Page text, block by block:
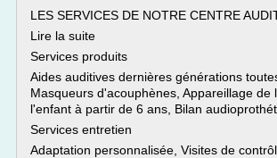
LES SERVICES DE NOTRE CENTRE
Lire la suite
Services produits
Aides auditives dernières générations
Masqueurs d'acouphènes, Appareillage de
l'enfant à partir de 6 ans, Bilan
Services entretien
Adaptation personnalisée, Visites de